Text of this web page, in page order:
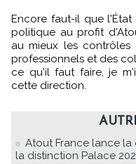
Encore faut-il que
politique au profit
au mieux les
professionnels et des
ce qu'il faut faire, je
cette direction.
Atout France lance
la distinction Palace